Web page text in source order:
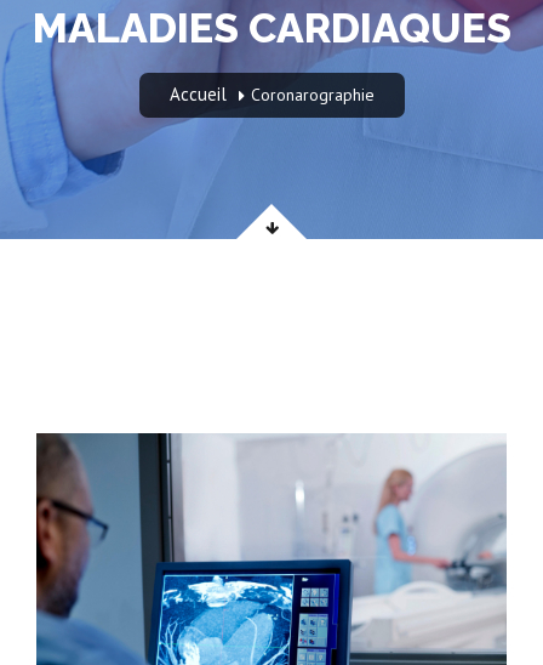
MALADIES CARDIAQUES
Accueil Coronarographie